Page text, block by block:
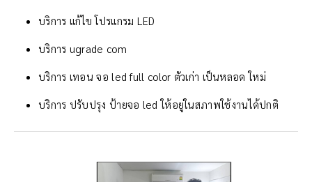
บริการ แก้ไข โปรแกรม LED
บริการ ugrade com
บริการ เทอน จอ led full color ตัวเก่า เป็นหลอด ใหม่
บริการ ปรับปรุง ป้ายจอ led ให้อยู่ในสภาพใช้งานได้ปกติ